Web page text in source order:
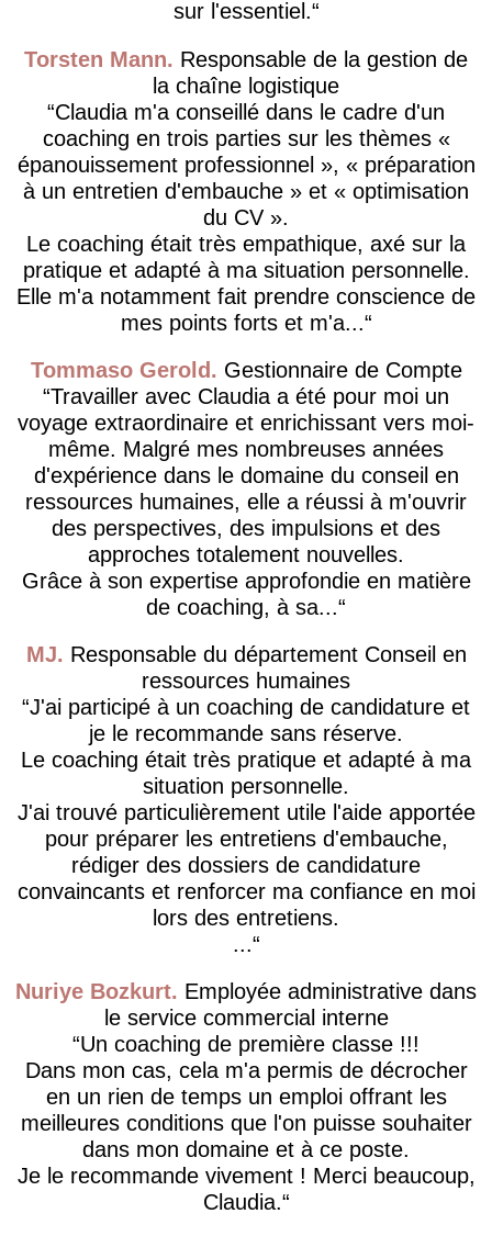
sur l'essentiel.
Torsten Mann
Responsable de la gestion de
la chaîne logistique
Claudia m'a conseillé dans le cadre d'un
coaching en trois parties sur les thèmes «
épanouissement professionnel », « préparation
à un entretien d'embauche » et « optimisation
du CV ».
Le coaching était très empathique, axé sur la
pratique et adapté à ma situation personnelle.
Elle m'a notamment fait prendre conscience de
mes points forts et m'a...
Tommaso Gerold
Gestionnaire de Compte
Travailler avec Claudia a été pour moi un
voyage extraordinaire et enrichissant vers moi-
même. Malgré mes nombreuses années
d'expérience dans le domaine du conseil en
ressources humaines, elle a réussi à m'ouvrir
des perspectives, des impulsions et des
approches totalement nouvelles.
Grâce à son expertise approfondie en matière
de coaching, à sa...
MJ
Responsable du département Conseil en
ressources humaines
J'ai participé à un coaching de candidature et
je le recommande sans réserve.
Le coaching était très pratique et adapté à ma
situation personnelle.
J'ai trouvé particulièrement utile l'aide apportée
pour préparer les entretiens d'embauche,
rédiger des dossiers de candidature
convaincants et renforcer ma confiance en moi
lors des entretiens.
...
Nuriye Bozkurt Employée administrative dans
le service commercial interne
Un coaching de première classe !!!
Dans mon cas, cela m'a permis de décrocher
en un rien de temps un emploi offrant les
meilleures conditions que l'on puisse souhaiter
dans mon domaine et à ce poste.
Je le recommande vivement ! Merci beaucoup,
Claudia.